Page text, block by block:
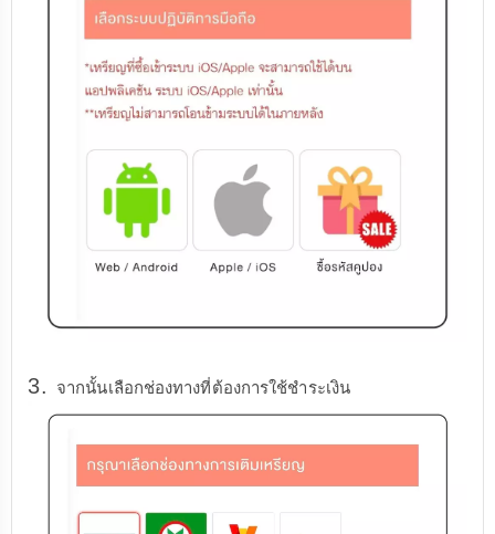
3. จากนั้นเลือกช่องทางที่ต้องการใช้ชำระเงิน